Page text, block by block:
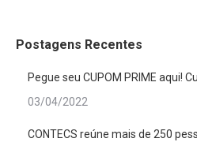
Postagens Recentes
Pegue seu CUPOM PRIME aqui!
03/04/2022
CONTECS reúne mais de 250